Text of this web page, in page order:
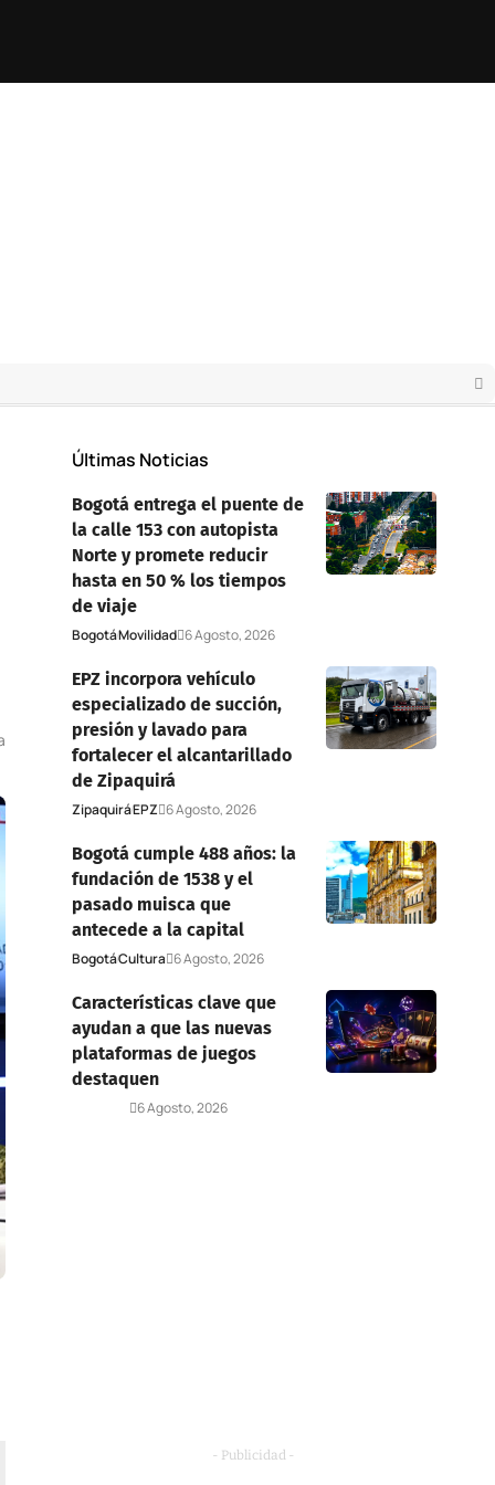
Últimas Noticias
Bogotá entrega el puente de
la calle 153 con autopista
Norte y promete reducir
hasta en 50 % los tiempos
de viaje
BogotáMovilidad 6 Agosto, 2026
EPZ incorpora vehículo
especializado de succión,
presión y lavado para
fortalecer el alcantarillado
de Zipaquirá
ZipaquiráEPZ 6 Agosto, 2026
Bogotá cumple 488 años: la
fundación de 1538 y el
pasado muisca que
antecede a la capital
BogotáCultura 6 Agosto, 2026
Características clave que
ayudan a que las nuevas
plataformas de juegos
destaquen
6 Agosto, 2026
- Publicidad -